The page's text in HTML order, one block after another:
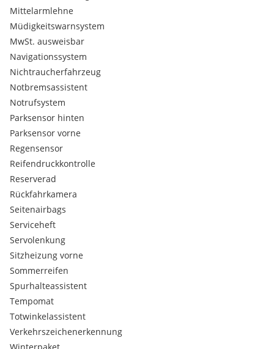
Mittelarmlehne
Müdigkeitswarnsystem
MwSt. ausweisbar
Navigationssystem
Nichtraucherfahrzeug
Notbremsassistent
Notrufsystem
Parksensor hinten
Parksensor vorne
Regensensor
Reifendruckkontrolle
Reserverad
Rückfahrkamera
Seitenairbags
Serviceheft
Servolenkung
Sitzheizung vorne
Sommerreifen
Spurhalteassistent
Tempomat
Totwinkelassistent
Verkehrszeichenerkennung